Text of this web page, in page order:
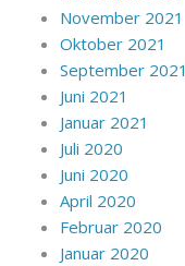
November 2021
Oktober 2021
September 2021
Juni 2021
Januar 2021
Juli 2020
Juni 2020
April 2020
Februar 2020
Januar 2020